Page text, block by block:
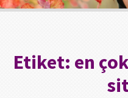
Etiket: en